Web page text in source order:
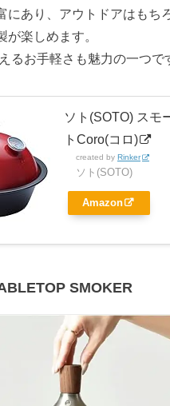
にあり、アウトドアはもち
が楽しめます。
るお手軽さも魅力の一つで
ソト(SOTO) スモ
トCoro(コロ)
created by Rinker
ソト(SOTO)
Amazon
SMOKER